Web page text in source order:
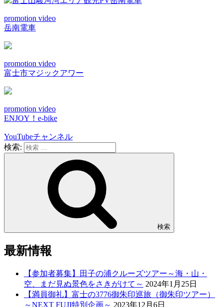
promotion video
岳南電車
promotion video
富士市マジックアワー
promotion video
ENJOY！e-bike
YouTubeチャンネル
検索:
検索
最新情報
【参加者募集】田子の浦クルーズツアー～海・山・
空、まだ見ぬ景色をさきがけて～ 2024年1月25日
【満員御礼】富士の3776御朱印巡旅（御朱印ツアー）
～NEXT FUJI特別企画～ 2023年12月6日